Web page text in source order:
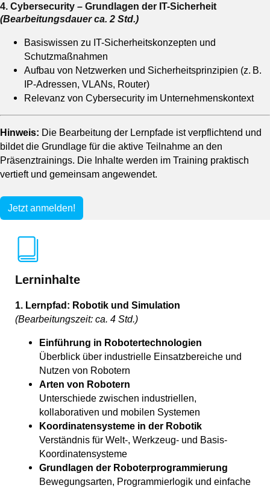
4. Cybersecurity – Grundlagen der IT-Sicherheit
(Bearbeitungsdauerca. 2 Std.)
Basiswissen zu IT-Sicherheitskonzepten und
Schutzmaßnahmen
Aufbau von Netzwerken und Sicherheitsprinzipien (z. B.
IP-Adressen, VLANs, Router)
Relevanz von Cybersecurity im Unternehmenskontext
Hinweis: Die Bearbeitung der Lernpfade ist verpflichtend und
bildet die Grundlage für die aktive Teilnahme an den
Präsenztrainings. Die Inhalte werden im Training praktisch
vertieft und gemeinsam angewendet.
Jetzt anmelden!
Lerninhalte
1. Lernpfad: Robotik und Simulation
(Bearbeitungszeit: ca. 4 Std.)
Einführung in Robotertechnologien
Überblick über industrielle Einsatzbereiche und
Nutzen von Robotern
Arten von Robotern
Unterschiede zwischen industriellen,
kollaborativen und mobilen Systemen
Koordinatensysteme in der Robotik
Verständnis für Welt-, Werkzeug- und Basis-
Koordinatensysteme
Grundlagen der Roboterprogrammierung
Bewegungsarten, Programmierlogik und einfache